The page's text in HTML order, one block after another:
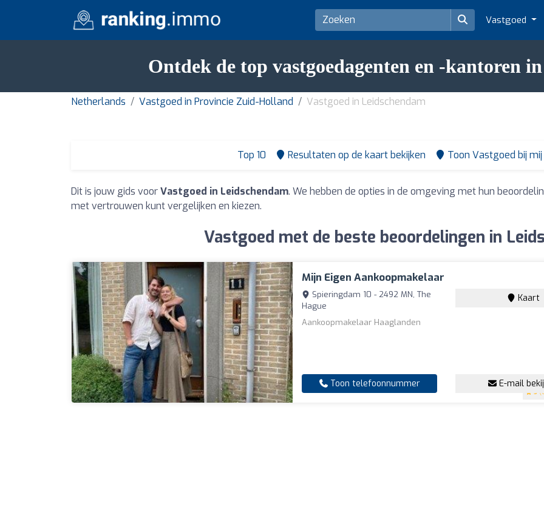
Vastgoed
Ontdek de top vastgoedagenten en -kantoren
Netherlands Vastgoed in Provincie Zuid-Holland Vastgoed in Leidschendam
Top 10 Resultaten op de kaart bekijken Toon Vastgoed bij
Dit is jouw gids voorVastgoed in Leidschendam. We hebben de opties in de omgeving met hun
met vertrouwen kunt vergelijken en kiezen.
Vastgoed met de beste beoordelingen in
Mijn Eigen Aankoopmakelaar
5
Spieringdam 10 - 2492 MN, The
Hague
Kaart
Aankoopmakelaar Haaglanden
Toon telefoonnummer E-mail